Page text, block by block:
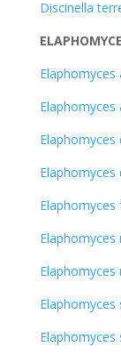
Discinella
Elaphomyces
Elaphomyces
Elaphomyces
Elaphomyces
Elaphomyces
Elaphomyces
Elaphomyces
Elaphomyces